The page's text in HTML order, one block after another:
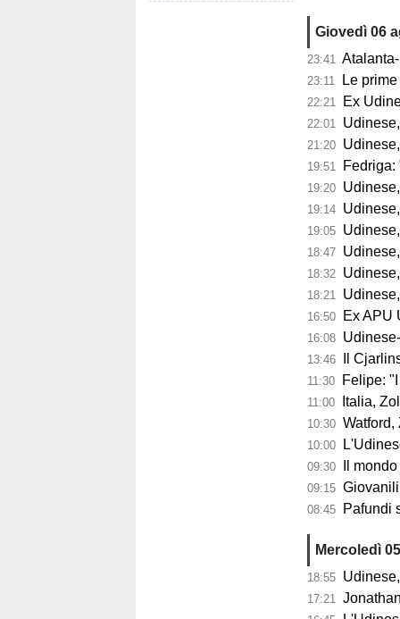
Giovedì 06
23:41
23:11 Le prime
22:21 Ex
22:01
21:20
19:51 Fedriga:
19:20 Udinese,
19:14 Udinese,
19:05 Udinese,
18:47 Udinese,
18:32 Udinese,
18:21 Udinese,
16:50 Ex APU
16:08 Udinese-
13:46 Il
11:30 Felipe: "I
11:00 Italia,
10:30 Watford,
10:00 L'Udinese
09:30 Il mondo del
09:15
08:45 Pafundi
Mercoledì
18:55
17:21 Jonathan